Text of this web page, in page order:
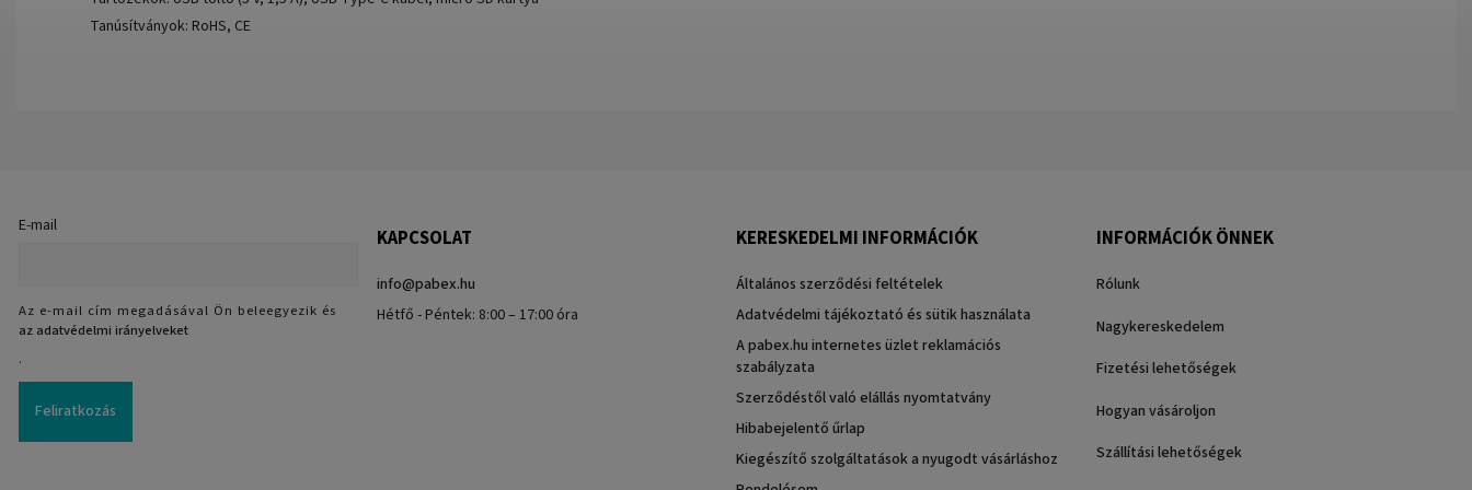
Tanúsítványok: RoHS, CE
E-mail
Az e-mail cím megadásával Ön beleegyezik és
az adatvédelmi irányelveket
.
Feliratkozás
KAPCSOLAT
info@pabex.hu
Hétfő - Péntek: 8:00 – 17:00 óra
KERESKEDELMI INFORMÁCIÓK
Általános szerződési feltételek
Adatvédelmi tájékoztató és sütik használata
A pabex.hu internetes üzlet reklamációs
szabályzata
Szerződéstől való elállás nyomtatvány
Hibabejelentő űrlap
Kiegészítő szolgáltatások a nyugodt vásárláshoz
INFORMÁCIÓK ÖNNEK
Rólunk
Nagykereskedelem
Fizetési lehetőségek
Hogyan vásároljon
Szállítási lehetőségek